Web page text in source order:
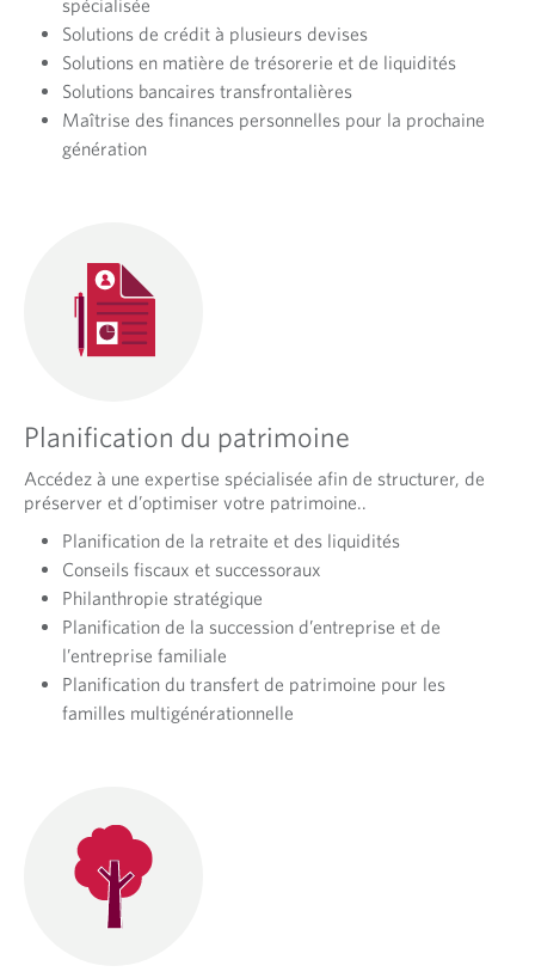
spécialisée
Solutions de crédit à plusieurs devises
Solutions en matière de trésorerie et de liquidités
Solutions bancaires transfrontalières
Maîtrise des finances personnelles pour la prochaine
génération
Planification du patrimoine
Accédez à une expertise spécialisée afin de structurer, de
préserver et d’optimiser votre patrimoine..
Planification de la retraite et des liquidités
Conseils fiscaux et successoraux
Philanthropie stratégique
Planification de la succession d’entreprise et de
l’entreprise familiale
Planification du transfert de patrimoine pour les
familles multigénérationnelle